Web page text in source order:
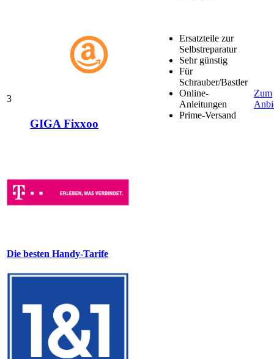
3
GIGA Fixxoo
Ersatzteile zur
Selbstreparatur
Sehr günstig
Für
Schrauber/Bastler
Online-
Anleitungen
Prime-Versand
Zum
Die besten Handy-Tarife